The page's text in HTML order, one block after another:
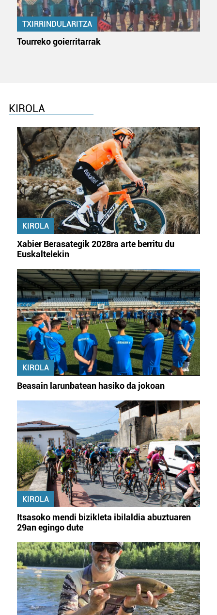
TXIRRINDULARITZA
Tourreko goierritarrak
KIROLA
KIROLA
Xabier Berasategik 2028ra arte berritu du
Euskaltelekin
KIROLA
Beasain larunbatean hasiko da jokoan
KIROLA
Itsasoko mendi bizikleta ibilaldia abuztuaren
29an egingo dute